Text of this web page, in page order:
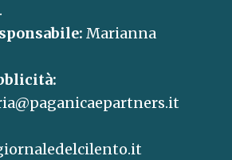
Marianna